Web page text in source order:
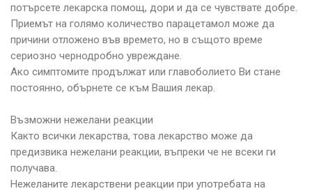
потърсете лекарска помощ, дори и да се чувствате добре.
Приемът на голямо количество парацетамол може да
причини отложено във времето, но в същото време
сериозно чернодробно увреждане.
Ако симптомите продължат или главоболието Ви стане
постоянно, обърнете се към Вашия лекар.
Възможни нежелани реакции
Както всички лекарства, това лекарство може да
предизвика нежелани реакции, въпреки че не всеки ги
получава.
Нежеланите лекарствени реакции при употребата на